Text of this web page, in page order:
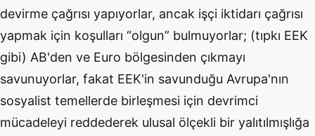
devirme çağrısı yapıyorlar, ancak işçi iktidarı çağrısı
yapmak için koşulları “olgun” bulmuyorlar; (tıpkı EEK
gibi) AB'den ve Euro bölgesinden çıkmayı
savunuyorlar, fakat EEK'in savunduğu Avrupa'nın
sosyalist temellerde birleşmesi için devrimci
mücadeleyi reddederek ulusal ölçekli bir yalıtılmışlığa